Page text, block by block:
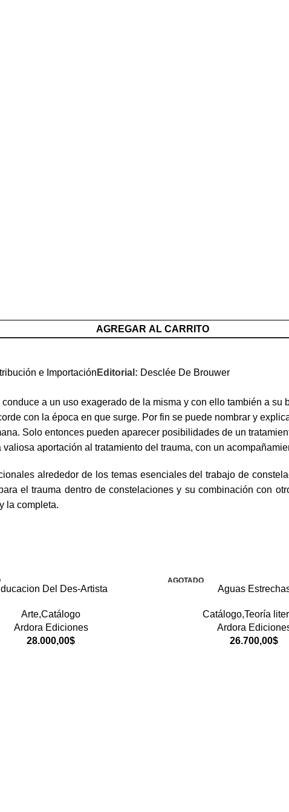
AGREGAR AL CARRITO
e Importación Editorial: Desclée De Brouwer
a un uso exagerado de la misma y con ello también a
con la época en que surge. Por fin se puede nombrar y
Solo entonces pueden aparecer posibilidades de un
aportación al tratamiento del trauma, con un
alrededor de los temas esenciales del trabajo de
el trauma dentro de constelaciones y su combinación con
la completa.
Del Des-Artista
Arte,Catálogo
Ardora Ediciones
28.000,00$
AGOTADO
Aguas
Catálogo,Teoría
Ardora
26.700,00$